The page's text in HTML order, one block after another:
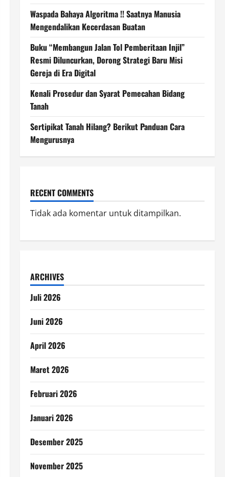
Waspada Bahaya Algoritma !! Saatnya Manusia
Mengendalikan Kecerdasan Buatan
Buku “Membangun Jalan Tol Pemberitaan Injil”
Resmi Diluncurkan, Dorong Strategi Baru Misi
Gereja di Era Digital
Kenali Prosedur dan Syarat Pemecahan Bidang
Tanah
Sertipikat Tanah Hilang? Berikut Panduan Cara
Mengurusnya
RECENT COMMENTS
Tidak ada komentar untuk ditampilkan.
ARCHIVES
Juli 2026
Juni 2026
April 2026
Maret 2026
Februari 2026
Januari 2026
Desember 2025
November 2025